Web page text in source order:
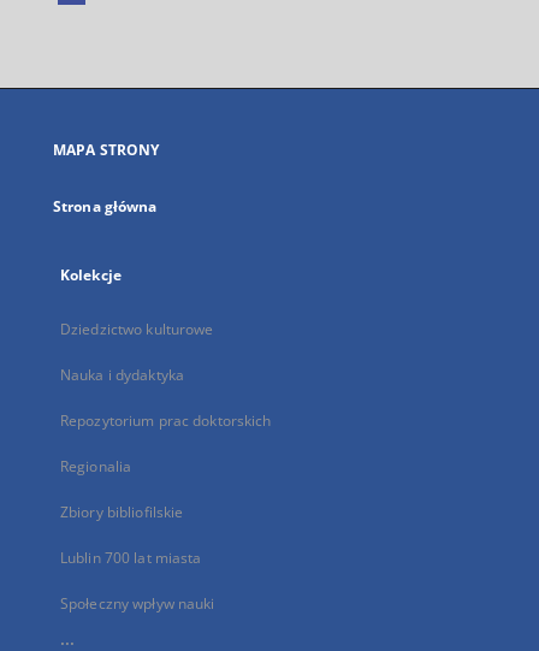
się
karcie
MAPA STRONY
Strona główna
Kolekcje
Dziedzictwo kulturowe
Nauka i dydaktyka
Repozytorium prac doktorskich
Regionalia
Zbiory bibliofilskie
Lublin 700 lat miasta
Społeczny wpływ nauki
...